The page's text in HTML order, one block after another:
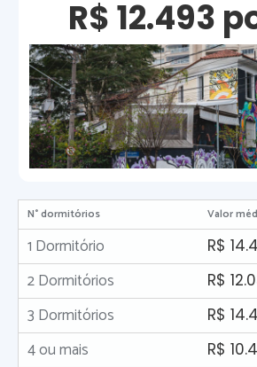
R$ 12.493
N° dormitórios Valor
1 Dormitório R$
2 Dormitórios R$
3 Dormitórios R$
4 ou mais R$